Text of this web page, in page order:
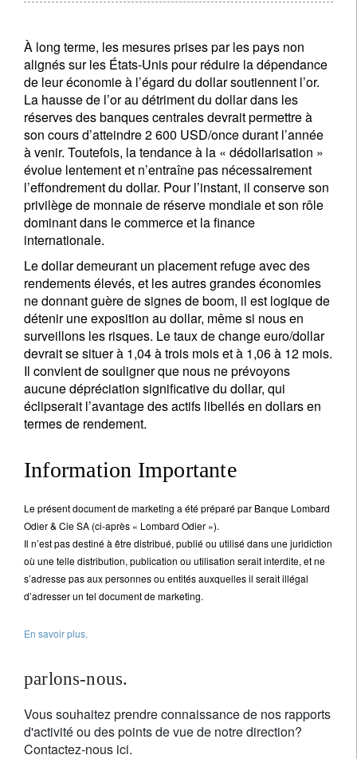
À long terme, les mesures prises par les pays non
alignés sur les États-Unis pour réduire la dépendance
de leur économie à l’égard du dollar soutiennent l’or.
La hausse de l’or au détriment du dollar dans les
réserves des banques centrales devrait permettre à
son cours d’atteindre 2 600 USD/once durant l’année
à venir. Toutefois, la tendance à la « dédollarisation »
évolue lentement et n’entraîne pas nécessairement
l’effondrement du dollar. Pour l’instant, il conserve son
privilège de monnaie de réserve mondiale et son rôle
dominant dans le commerce et la finance
internationale.
Le dollar demeurant un placement refuge avec des
rendements élevés, et les autres grandes économies
ne donnant guère de signes de boom, il est logique de
détenir une exposition au dollar, même si nous en
surveillons les risques. Le taux de change euro/dollar
devrait se situer à 1,04 à trois mois et à 1,06 à 12 mois.
Il convient de souligner que nous ne prévoyons
aucune dépréciation significative du dollar, qui
éclipserait l’avantage des actifs libellés en dollars en
termes de rendement.
Information Importante
Le présent document de marketing a été préparé par Banque Lombard
Odier & Cie SA (ci-après « Lombard Odier »).
Il n’est pas destiné à être distribué, publié ou utilisé dans une juridiction
où une telle distribution, publication ou utilisation serait interdite, et ne
s’adresse pas aux personnes ou entités auxquelles il serait illégal
d’adresser un tel document de marketing.
En savoir plus.
parlons-nous.
Vous souhaitez prendre connaissance de nos rapports
d'activité ou des points de vue de notre direction?
Contactez-nous ici.